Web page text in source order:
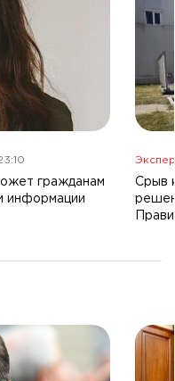
гражданам
информации
Срыв